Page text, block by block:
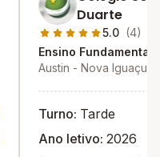
Duarte
5.0 (4)
Ensino Fundamental
Austin - Nova Iguaçu -
Turno: Tarde
Ano letivo: 2026